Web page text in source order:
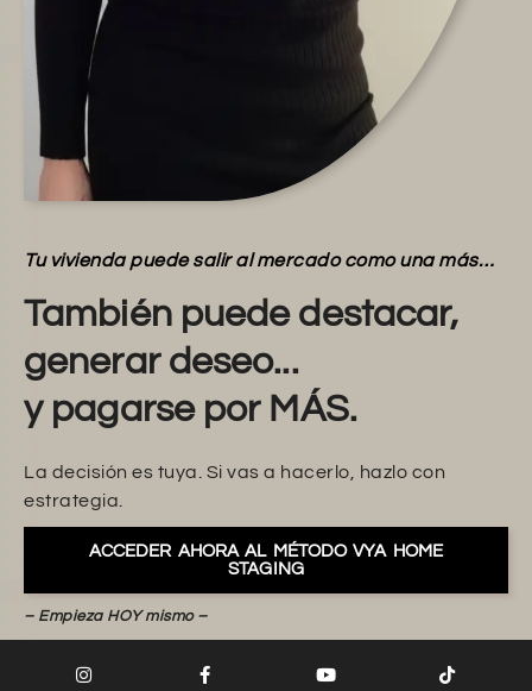
Tu vivienda puede salir al mercado como una más…
También puede destacar,
generar deseo...
y pagarse por MÁS.
La decisión es tuya. Si vas a hacerlo, hazlo con
estrategia.
ACCEDER AHORA AL MÉTODO VYA HOME
STAGING
– Empieza HOY mismo –